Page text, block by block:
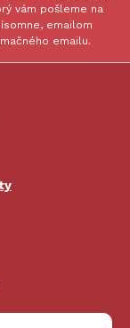
vám pošleme na
emailom
emailu.